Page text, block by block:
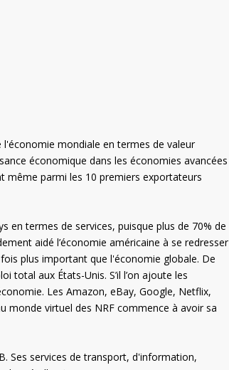
mondiale en termes de valeur
économique dans les économies avancées
même parmi les 10 premiers exportateurs
en termes de services, puisque plus de 70% de
aidé l’économie américaine à se redresser
plus important que l'économie globale. De
total aux États-Unis. S’il l’on ajoute les
Les Amazon, eBay, Google, Netflix,
virtuel des NRF commence à avoir sa
Ses services de transport, d'information,